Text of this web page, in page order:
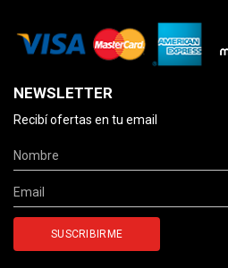
NEWSLETTER
Recibí ofertas en tu email